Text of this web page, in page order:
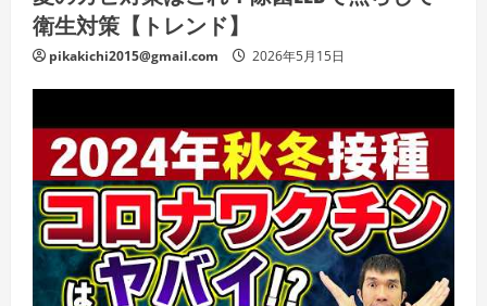
衛生対策【トレンド】
pikakichi2015@gmail.com 2026年5月15日